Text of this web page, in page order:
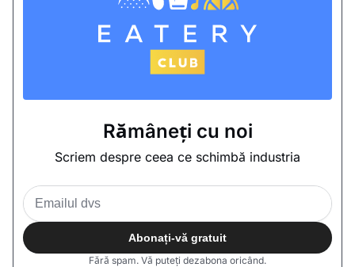
Rămâneți cu noi
Scriem despre ceea ce schimbă industria
Abonați-vă gratuit
Fără spam. Vă puteți dezabona oricând.